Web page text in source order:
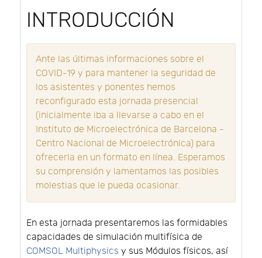
INTRODUCCIÓN
Ante las últimas informaciones sobre el
COVID-19 y para mantener la seguridad de
los asistentes y ponentes hemos
reconfigurado esta jornada presencial
(inicialmente iba a llevarse a cabo en el
Instituto de Microelectrónica de Barcelona -
Centro Nacional de Microelectrónica) para
ofrecerla en un formato en línea. Esperamos
su comprensión y lamentamos las posibles
molestias que le pueda ocasionar.
En esta jornada presentaremos las formidables
capacidades de simulación multifísica de
COMSOL Multiphysics y sus Módulos físicos, así